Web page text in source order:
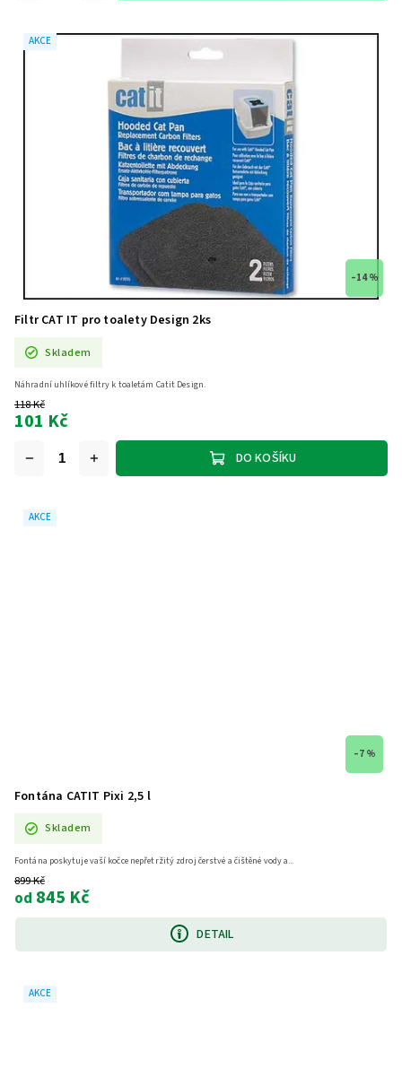
AKCE
–14 %
Filtr CAT IT pro toalety Design 2ks
Skladem
118 Kč
101 Kč
DO KOŠÍKU
Náhradní uhlíkové filtry k toaletám Catit Design.
AKCE
–7 %
Fontána CATIT Pixi 2,5 l
Skladem
899 Kč
od 845 Kč
DETAIL
Fontána poskytuje vaší kočce nepřetržitý zdroj čerstvé a čištěné vody a...
AKCE